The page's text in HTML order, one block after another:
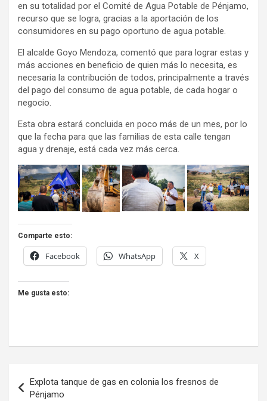
en su totalidad por el Comité de Agua Potable de Pénjamo,
recurso que se logra, gracias a la aportación de los
consumidores en su pago oportuno de agua potable.
El alcalde Goyo Mendoza, comentó que para lograr estas y
más acciones en beneficio de quien más lo necesita, es
necesaria la contribución de todos, principalmente a través
del pago del consumo de agua potable, de cada hogar o
negocio.
Esta obra estará concluida en poco más de un mes, por lo
que la fecha para que las familias de esta calle tengan
agua y drenaje, está cada vez más cerca.
Comparte esto:
Facebook WhatsApp X
Me gusta esto:
de
Explota tanque de gas en colonia los fresnos de
Pénjamo